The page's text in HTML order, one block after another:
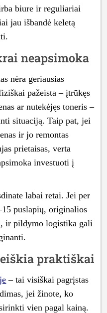
biure ir reguliariai
jau išbandė keletą
neapsimoka
nėra geriausias
pažeista – įtrūkęs
ar nutekėjęs toneris –
situaciją. Taip pat, jei
ir jo remontas
prietaisas, verta
investuoti į
labai retai. Jei per
puslapių, originalios
ir pildymo logistika gali
praktiškai
– tai visiškai pagrįstas
jei žinote, ko
vien pagal kainą.